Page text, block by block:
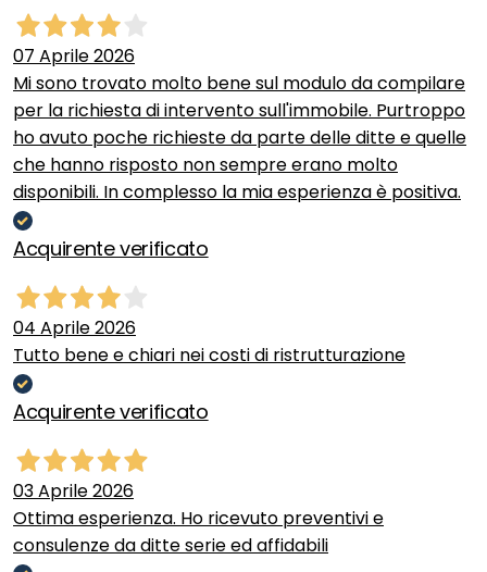
07 Aprile 2026
Mi sono trovato molto bene sul modulo da compilare
per la richiesta di intervento sull'immobile. Purtroppo
ho avuto poche richieste da parte delle ditte e quelle
che hanno risposto non sempre erano molto
disponibili. In complesso la mia esperienza è positiva.
Acquirente verificato
04 Aprile 2026
Tutto bene e chiari nei costi di ristrutturazione
Acquirente verificato
03 Aprile 2026
Ottima esperienza. Ho ricevuto preventivi e
consulenze da ditte serie ed affidabili